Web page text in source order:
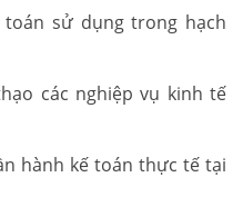
sử dụng trong hạch
các nghiệp vụ kinh tế
hành kế toán thực tế tại